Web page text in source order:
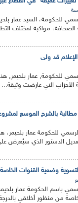
للحكومة، السيد عمار
مواكبة لمختلف
قد ولى
للحكومة, عمار بلحيمر,
التي عارضت وثيقة...
بالشرح الموسع
للحكومة عمار
تعديل الدستور الذي سيُعرض
لتسوية وضعية القنوات الخاصة
باسم الحكومة عمار
من منظور أخلاقي